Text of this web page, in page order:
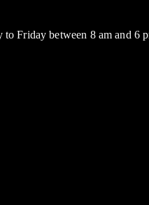
Friday between 8 am and 6